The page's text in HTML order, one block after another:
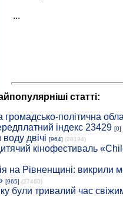
...
статті:
політична
індекс 23429 [0]
двічі [964] (28194)
кінофестиваль
на Рівненщині: викрили
[965] (27460)
були тривалий час